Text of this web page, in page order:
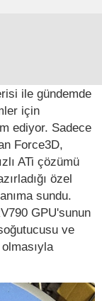
ile gündemde
için
ediyor. Sadece
Force3D,
ATi çözümü
özel
sundu.
GPU'sunun
ve